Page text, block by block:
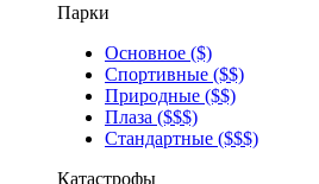
Парки
Основное ($)
Спортивные ($$)
Природные ($$)
Плаза ($$$)
Стандартные ($$$)
Катастрофы